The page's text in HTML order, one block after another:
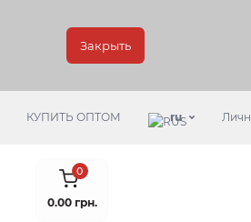
Закрыть
КУПИТЬ ОПТОМ ru
0
0.00 грн.